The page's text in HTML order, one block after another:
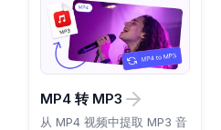
MP4 转 MP3
从 MP4 视频中提取 MP3 音